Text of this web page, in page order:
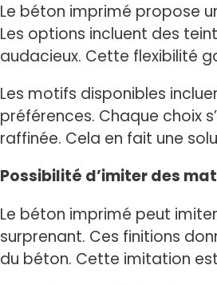
.
Le béton imprimé propose
Les options incluent des
audacieux. Cette flexibilité
Les motifs disponibles
préférences. Chaque choix
raffinée. Cela en fait une
Possibilité d’imiter des
Le béton imprimé peut
surprenant. Ces finitions
du béton. Cette imitation